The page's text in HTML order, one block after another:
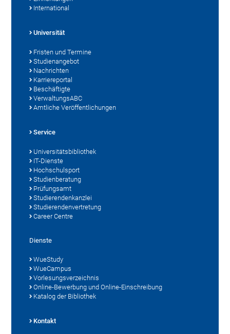
International
Universität
Fristen und Termine
Studienangebot
Nachrichten
Karriereportal
Beschäftigte
VerwaltungsABC
Amtliche Veröffentlichungen
Service
Universitätsbibliothek
IT-Dienste
Hochschulsport
Studienberatung
Prüfungsamt
Studierendenkanzlei
Studierendenvertretung
Career Centre
Dienste
WueStudy
WueCampus
Vorlesungsverzeichnis
Online-Bewerbung und Online-Einschreibung
Katalog der Bibliothek
Kontakt